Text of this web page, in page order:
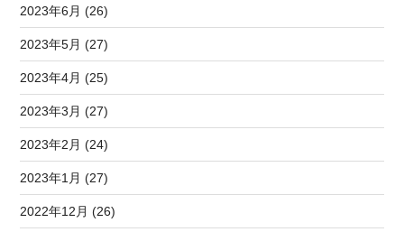
2023年6月 (26)
2023年5月 (27)
2023年4月 (25)
2023年3月 (27)
2023年2月 (24)
2023年1月 (27)
2022年12月 (26)